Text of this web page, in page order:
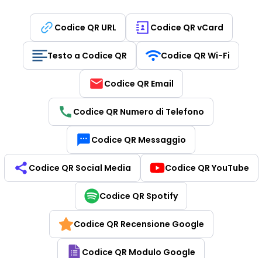
Codice QR URL Codice QR vCard
Testo a Codice QR Codice QR Wi-Fi
Codice QR Email
Codice QR Numero di Telefono
Codice QR Messaggio
Codice QR Social Media Codice QR YouTube
Codice QR Spotify
Codice QR Recensione Google
Codice QR Modulo Google